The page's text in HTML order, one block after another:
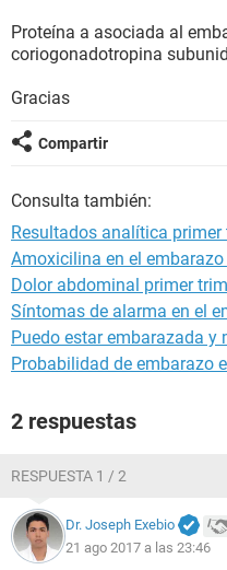
Proteína a asociada al
coriogonadotropina
Gracias
Compartir
Consulta también:
Resultados analítica
Amoxicilina en el
Dolor abdominal primer
Síntomas de alarma en el
Puedo estar embarazada y
Probabilidad de embarazo
2 respuestas
RESPUESTA 1 / 2
Dr. Joseph Exebio
21 ago 2017 a las 23:46